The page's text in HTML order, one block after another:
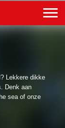
Lekkere dikke
Denk aan
sea of onze